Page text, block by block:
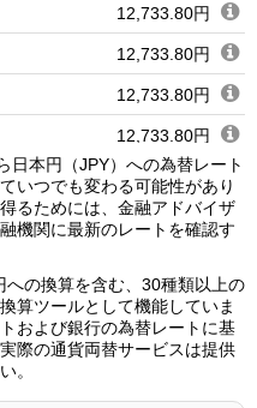
12,733.80円
12,733.80円
12,733.80円
12,733.80円
12,733.81円
12,733.81円
12,733.81円
12,733.81円
日本円（JPY）への為替レート
いつでも変わる可能性があり
るためには、金融アドバイザ
機関に最新のレートを確認す
の換算を含む、30種類以上の
算ツールとして機能していま
および銀行の為替レートに基
際の通貨両替サービスは提供
。